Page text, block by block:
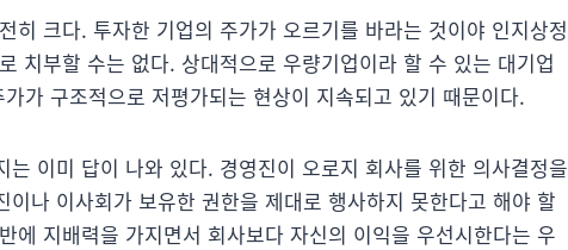
히 크다. 투자한 기업의 주가가 오르기를 바라는 것이야 인지상정
치부할 수는 없다. 상대적으로 우량기업이라 할 수 있는 대기업
가 구조적으로 저평가되는 현상이 지속되고 있기 때문이다.
는 이미 답이 나와 있다. 경영진이 오로지 회사를 위한 의사결정을
나 이사회가 보유한 권한을 제대로 행사하지 못한다고 해야 할
에 지배력을 가지면서 회사보다 자신의 이익을 우선시한다는 우